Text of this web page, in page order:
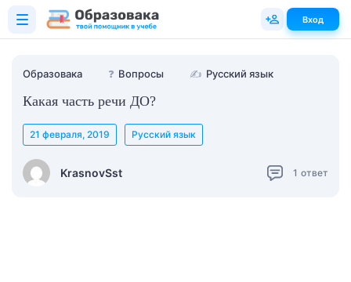
Образовака ❓ Вопросы ✍ Русский язык
Какая часть речи ДО?
KrasnovSst
21 февраля, 2019 Русский язык
1 ответ
Вход